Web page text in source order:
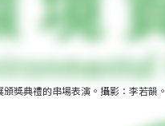
獎典禮的串場表演。攝影：李若韻。